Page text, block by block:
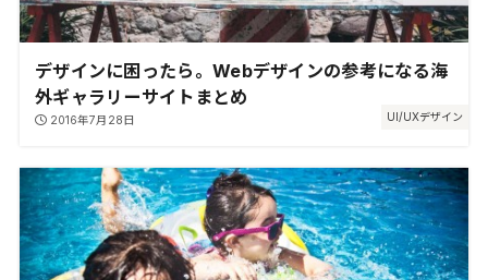
UI/UXデザイン
デザインに困ったら。Webデザインの参考になる海
外ギャラリーサイトまとめ
2016年7月28日